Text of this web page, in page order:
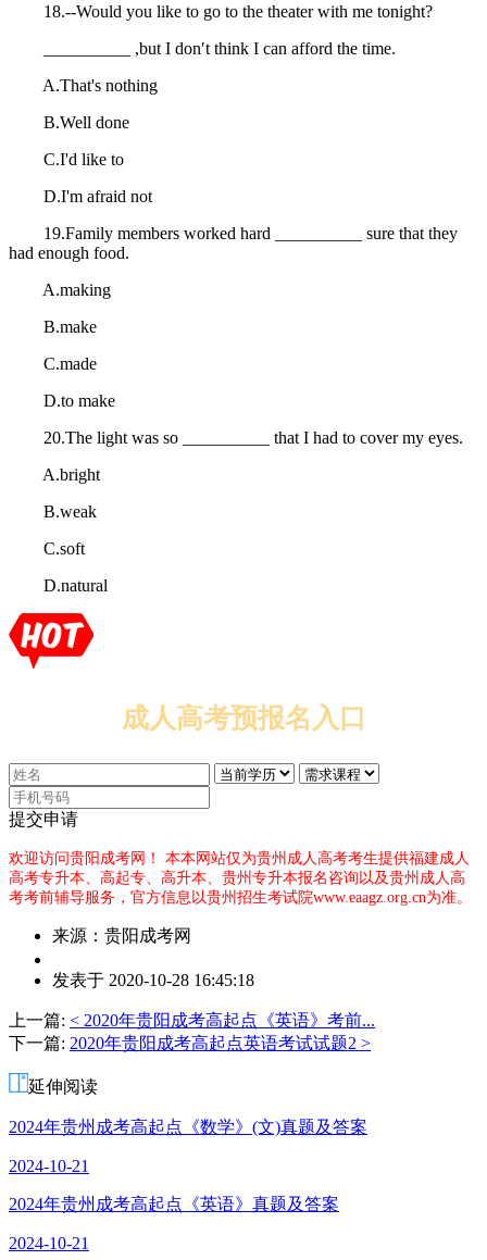
18.--Would you like to go to the theater with me tonight?
__________ ,but I don′t think I can afford the time.
A.That's nothing
B.Well done
C.I'd like to
D.I'm afraid not
19.Family members worked hard __________ sure that they
had enough food.
A.making
B.make
C.made
D.to make
20.The light was so __________ that I had to cover my eyes.
A.bright
B.weak
C.soft
D.natural
成人高考预报名入口
提交申请
欢迎访问贵阳成考网！ 本本网站仅为贵州成人高考考生提供福建成人
高考专升本、高起专、高升本、贵州专升本报名咨询以及贵州成人高
考考前辅导服务，官方信息以贵州招生考试院www.eaagz.org.cn为准。
来源：贵阳成考网
者：
老
师
发表于 2020-10-28 16:45:18
上一篇: < 2020年贵阳成考高起点《英语》考前...
下一篇: 2020年贵阳成考高起点英语考试试题2 >
延伸阅读
2024年贵州成考高起点《数学》(文)真题及答案
2024-10-21
2024年贵州成考高起点《英语》真题及答案
2024-10-21